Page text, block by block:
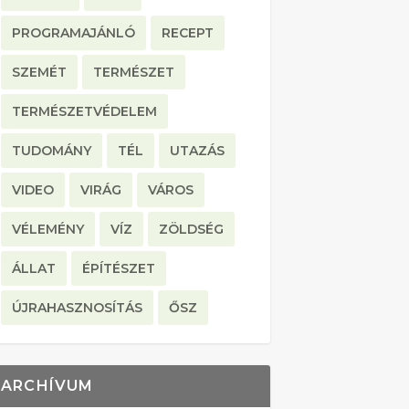
PROGRAMAJÁNLÓ RECEPT
SZEMÉT TERMÉSZET
TERMÉSZETVÉDELEM
TUDOMÁNY TÉL UTAZÁS
VIDEO VIRÁG VÁROS
VÉLEMÉNY VÍZ ZÖLDSÉG
ÁLLAT ÉPÍTÉSZET
ÚJRAHASZNOSÍTÁS ŐSZ
ARCHÍVUM